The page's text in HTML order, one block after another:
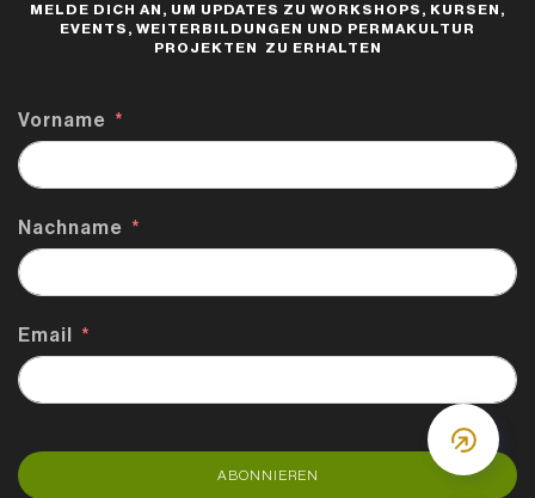
MELDE DICH AN, UM UPDATES ZU WORKSHOPS, KURSEN,
EVENTS, WEITERBILDUNGEN UND PERMAKULTUR
PROJEKTEN ZU ERHALTEN
Vorname
Nachname
Email
ABONNIEREN